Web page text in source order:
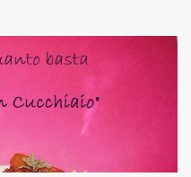
versatile in cucina, utilizzato
o in piatti innovativi.
avuto prova della
il "2° Concorso
Roggianese" ideato da
Mongolfiera, che ha